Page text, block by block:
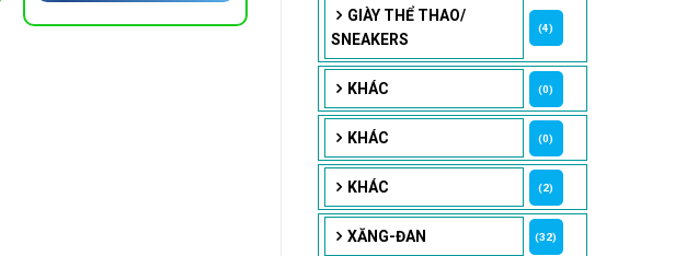
GIÀY THỂ THAO/
SNEAKERS
(4)
KHÁC (0)
KHÁC (0)
KHÁC (2)
XĂNG-ĐAN (32)